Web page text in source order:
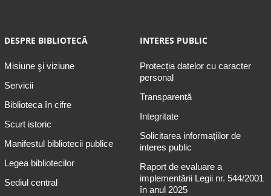
DESPRE BIBLIOTECĂ
Misiune şi viziune
Servicii
Biblioteca în cifre
Scurt istoric
Manifestul bibliotecii publice
Legea bibliotecilor
Sediul central
INTERES PUBLIC
Protecția datelor cu caracter
personal
Transparență
Integritate
Solicitarea informaţiilor de
interes public
Raport de evaluare a
implementării Legii nr. 544/2001
în anul 2025